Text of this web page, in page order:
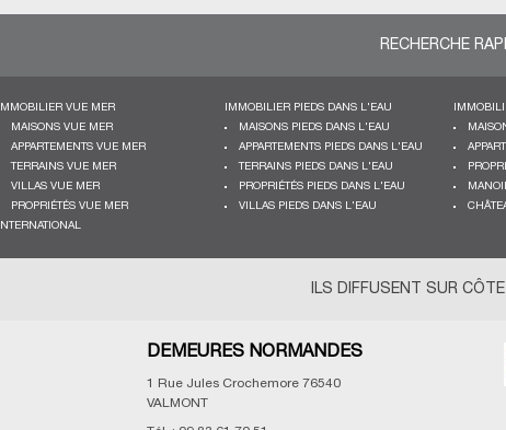
RECHERCHE
IMMOBILIER VUE MER
MAISONS VUE MER
APPARTEMENTS VUE MER
TERRAINS VUE MER
VILLAS VUE MER
PROPRIÉTÉS VUE MER
IMMOBILIER PIEDS DANS L'EAU
MAISONS PIEDS DANS L'EAU
APPARTEMENTS PIEDS DANS L'EAU
TERRAINS PIEDS DANS L'EAU
PROPRIÉTÉS PIEDS DANS L'EAU
VILLAS PIEDS DANS L'EAU
INTERNATIONAL
ILS DIFFUSENT SUR
DEMEURES NORMANDES
1 Rue Jules Crochemore 76540
VALMONT